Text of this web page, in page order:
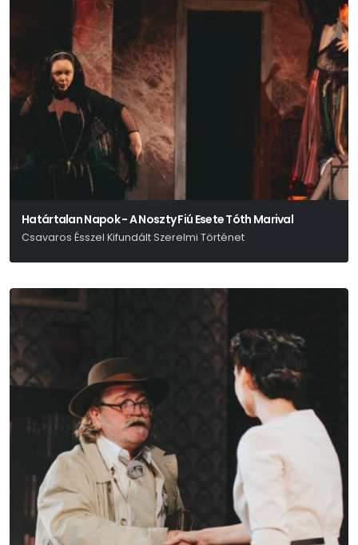
Határtalan Napok - A Noszty Fiú Esete Tóth Marival
Csavaros Ésszel Kifundált Szerelmi Történet